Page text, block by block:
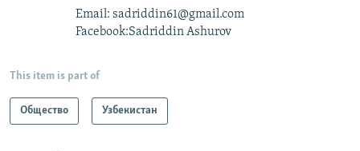
Email: sadriddin61@gmail.com
Facebook:Sadriddin Ashurov
This item is part of
Общество Узбекистан